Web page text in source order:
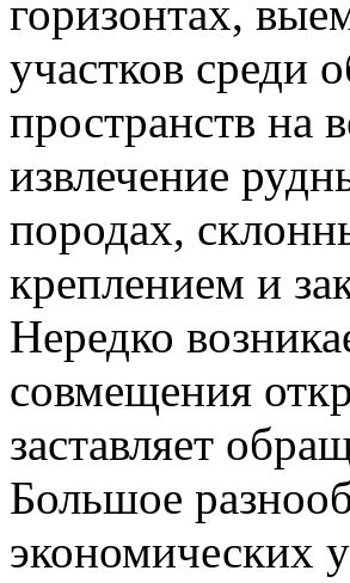
горизонтах,
участков среди
пространств на
извлечение
породах,
креплением и
Нередко
совмещения
заставляет
Большое
экономических